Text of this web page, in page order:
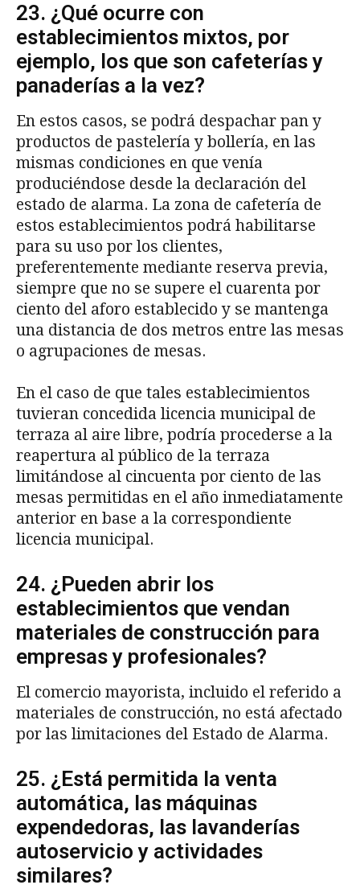
23. ¿Qué ocurre con
establecimientos mixtos, por
ejemplo, los que son cafeterías y
panaderías a la vez?
En estos casos, se podrá despachar pan y
productos de pastelería y bollería, en las
mismas condiciones en que venía
produciéndose desde la declaración del
estado de alarma. La zona de cafetería de
estos establecimientos podrá habilitarse
para su uso por los clientes,
preferentemente mediante reserva previa,
siempre que no se supere el cuarenta por
ciento del aforo establecido y se mantenga
una distancia de dos metros entre las mesas
o agrupaciones de mesas.
En el caso de que tales establecimientos
tuvieran concedida licencia municipal de
terraza al aire libre, podría procederse a la
reapertura al público de la terraza
limitándose al cincuenta por ciento de las
mesas permitidas en el año inmediatamente
anterior en base a la correspondiente
licencia municipal.
24. ¿Pueden abrir los
establecimientos que vendan
materiales de construcción para
empresas y profesionales?
El comercio mayorista, incluido el referido a
materiales de construcción, no está afectado
por las limitaciones del Estado de Alarma.
25. ¿Está permitida la venta
automática, las máquinas
expendedoras, las lavanderías
autoservicio y actividades
similares?